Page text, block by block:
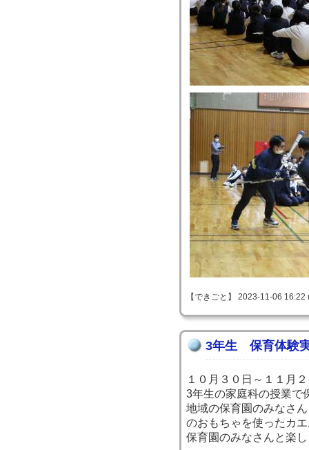
【できごと】 2023-11-06
3年生 保育体験
１０月３０日～１１月
3年生の家庭科の授業で
地域の保育園のみなさ
のおもちゃを使ったカ
保育園のみなさんと楽